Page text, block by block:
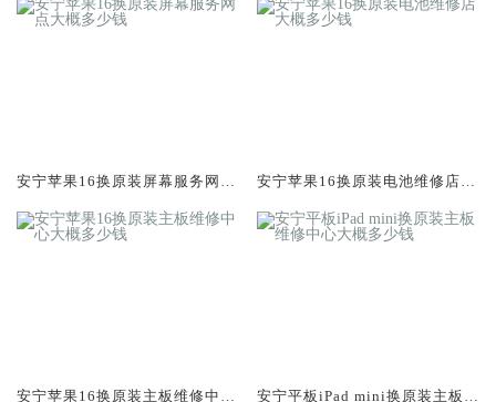
安宁苹果16换原装屏幕服务网点
安宁苹果16换原装电池维修店大
安宁苹果16换原装主板维修中心 安宁平板iPad mini换原装主板维